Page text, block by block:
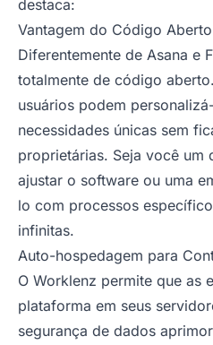
destaca:
Vantagem do Código Aberto
Diferentemente de Asana e
totalmente de código
usuários podem
necessidades únicas sem
proprietárias. Seja você um
ajustar o software ou uma
lo com processos
infinitas.
Auto-hospedagem para
O Worklenz permite que as
plataforma em seus
segurança de dados